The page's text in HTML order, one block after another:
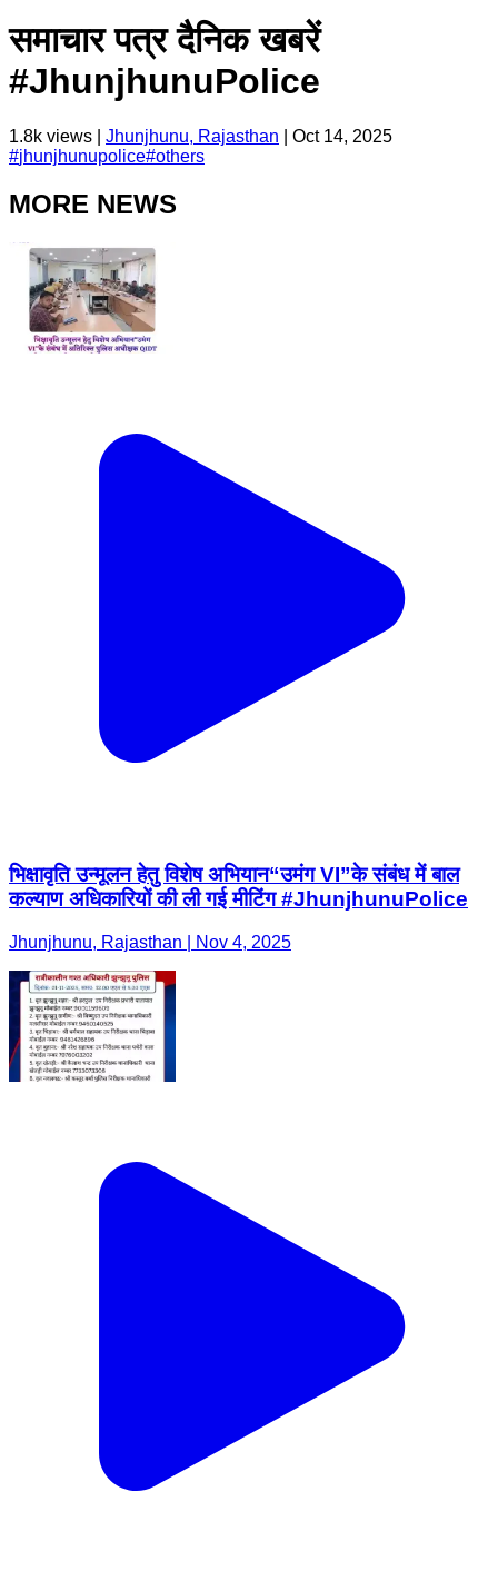
समाचार पत्र दैनिक खबरें
#JhunjhunuPolice
1.8k views | Jhunjhunu, Rajasthan
Oct 14, 2025
#jhunjhunupolice#others
MORE NEWS
भिक्षावृति उन्मूलन हेतु विशेष अभियान“उमंग VI”के संबंध में बाल
कल्याण अधिकारियों की ली गई मीटिंग #JhunjhunuPolice
Jhunjhunu, Rajasthan | Nov 4, 2025